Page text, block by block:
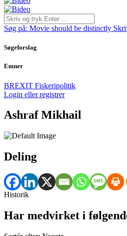
Søg på: Movie should be distinctly
Søgeforslag
Emner
BREXIT Fiskeripolitik
Login eller registrer
Ashraf Mikhail
Deling
Historik
Har medvirket i